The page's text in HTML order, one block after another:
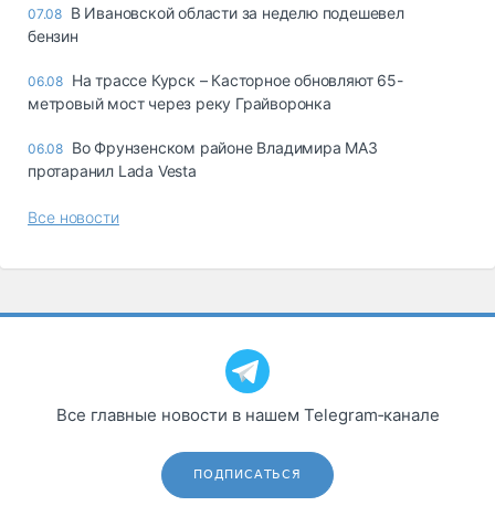
07.08 В Ивановской области за неделю подешевел
бензин
06.08 На трассе Курск – Касторное обновляют 65-
метровый мост через реку Грайворонка
06.08 Во Фрунзенском районе Владимира МАЗ
протаранил Lada Vesta
Все новости
Все главные новости в нашем Telegram‑канале
ПОДПИСАТЬСЯ